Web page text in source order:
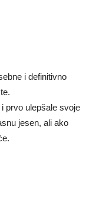
i definitivno
prvo ulepšale svoje
jesen, ali ako